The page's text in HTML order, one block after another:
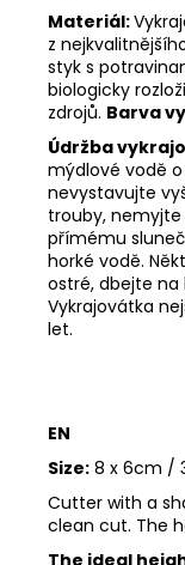
Materiál:
z
styk s
biologicky
zdrojů. Barva
Údržba
mýdlové vodě
nevystavujte
trouby,
přímému
horké vodě.
ostré, dbejte na
Vykrajovátka
let.
EN
Size: 8 x 6cm /
Cutter with a
clean cut. The
The ideal